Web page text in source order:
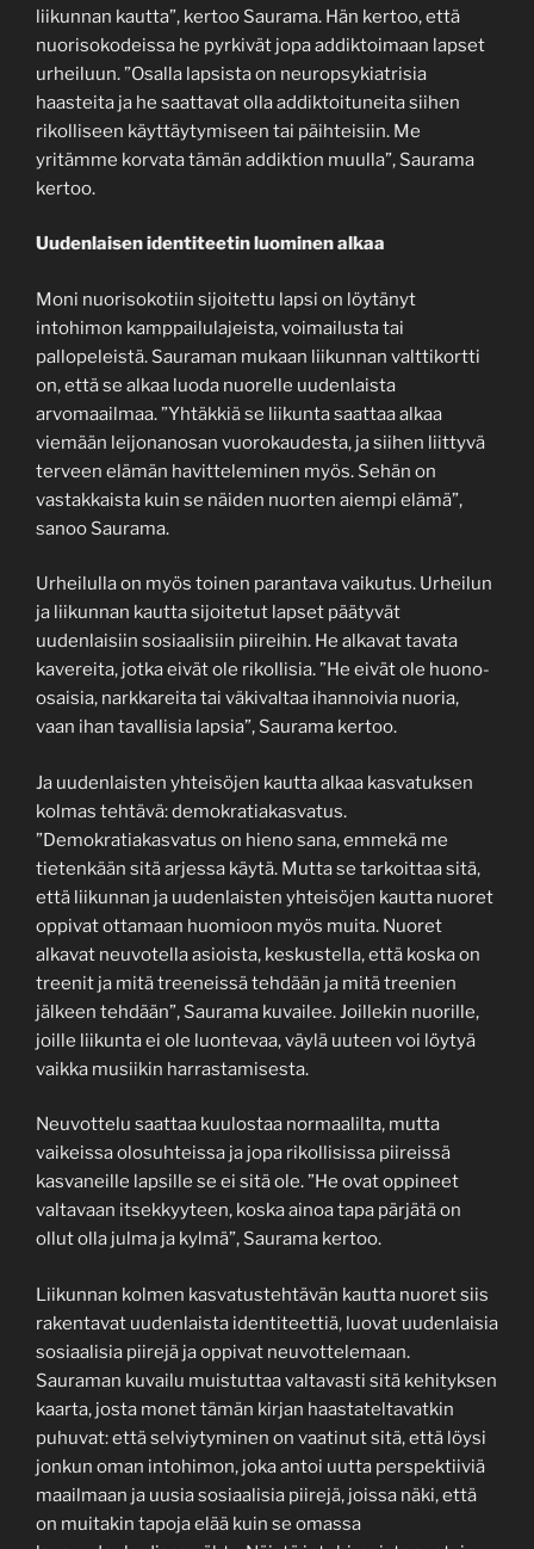
liikunnan kautta”, kertoo Saurama. Hän kertoo, että
nuorisokodeissa he pyrkivät jopa addiktoimaan lapset
urheiluun. ”Osalla lapsista on neuropsykiatrisia
haasteita ja he saattavat olla addiktoituneita siihen
rikolliseen käyttäytymiseen tai päihteisiin. Me
yritämme korvata tämän addiktion muulla”, Saurama
kertoo.
Uudenlaisen identiteetin luominen alkaa
Moni nuorisokotiin sijoitettu lapsi on löytänyt
intohimon kamppailulajeista, voimailusta tai
pallopeleistä. Sauraman mukaan liikunnan valttikortti
on, että se alkaa luoda nuorelle uudenlaista
arvomaailmaa. ”Yhtäkkiä se liikunta saattaa alkaa
viemään leijonanosan vuorokaudesta, ja siihen liittyvä
terveen elämän havitteleminen myös. Sehän on
vastakkaista kuin se näiden nuorten aiempi elämä”,
sanoo Saurama.
Urheilulla on myös toinen parantava vaikutus. Urheilun
ja liikunnan kautta sijoitetut lapset päätyvät
uudenlaisiin sosiaalisiin piireihin. He alkavat tavata
kavereita, jotka eivät ole rikollisia. ”He eivät ole huono-
osaisia, narkkareita tai väkivaltaa ihannoivia nuoria,
vaan ihan tavallisia lapsia”, Saurama kertoo.
Ja uudenlaisten yhteisöjen kautta alkaa kasvatuksen
kolmas tehtävä: demokratiakasvatus.
”Demokratiakasvatus on hieno sana, emmekä me
tietenkään sitä arjessa käytä. Mutta se tarkoittaa sitä,
että liikunnan ja uudenlaisten yhteisöjen kautta nuoret
oppivat ottamaan huomioon myös muita. Nuoret
alkavat neuvotella asioista, keskustella, että koska on
treenit ja mitä treeneissä tehdään ja mitä treenien
jälkeen tehdään”, Saurama kuvailee. Joillekin nuorille,
joille liikunta ei ole luontevaa, väylä uuteen voi löytyä
vaikka musiikin harrastamisesta.
Neuvottelu saattaa kuulostaa normaalilta, mutta
vaikeissa olosuhteissa ja jopa rikollisissa piireissä
kasvaneille lapsille se ei sitä ole. ”He ovat oppineet
valtavaan itsekkyyteen, koska ainoa tapa pärjätä on
ollut olla julma ja kylmä”, Saurama kertoo.
Liikunnan kolmen kasvatustehtävän kautta nuoret siis
rakentavat uudenlaista identiteettiä, luovat uudenlaisia
sosiaalisia piirejä ja oppivat neuvottelemaan.
Sauraman kuvailu muistuttaa valtavasti sitä kehityksen
kaarta, josta monet tämän kirjan haastateltavatkin
puhuvat: että selviytyminen on vaatinut sitä, että löysi
jonkun oman intohimon, joka antoi uutta perspektiiviä
maailmaan ja uusia sosiaalisia piirejä, joissa näki, että
on muitakin tapoja elää kuin se omassa